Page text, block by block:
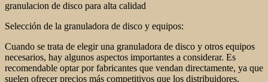
granulacion de disco para alta calidad
Selección de la granuladora de disco y equipos:
Cuando se trata de elegir una granuladora de disco y otros equipos
necesarios, hay algunos aspectos importantes a considerar. Es
recomendable optar por fabricantes que vendan directamente, ya que
suelen ofrecer precios más competitivos que los distribuidores.